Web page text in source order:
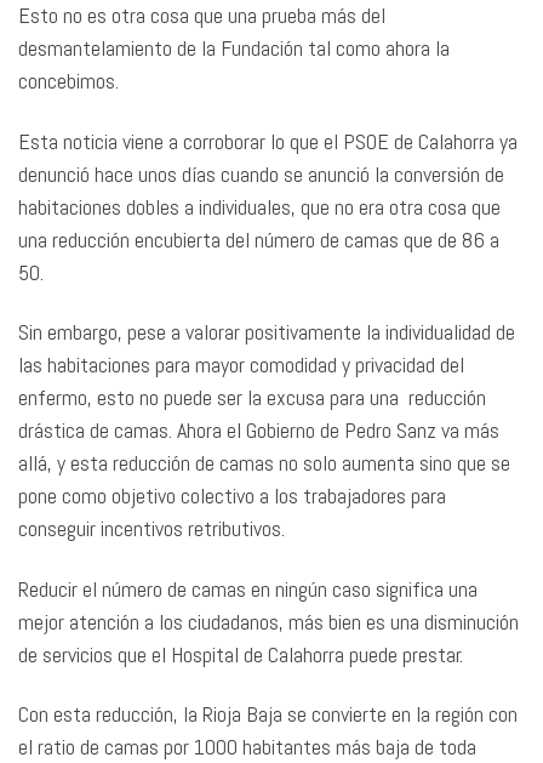
Esto no es otra cosa que una prueba más del
desmantelamiento de la Fundación tal como ahora la
concebimos.
Esta noticia viene a corroborar lo que el PSOE de Calahorra ya
denunció hace unos días cuando se anunció la conversión de
habitaciones dobles a individuales, que no era otra cosa que
una reducción encubierta del número de camas que de 86 a
50.
Sin embargo, pese a valorar positivamente la individualidad de
las habitaciones para mayor comodidad y privacidad del
enfermo, esto no puede ser la excusa para una reducción
drástica de camas. Ahora el Gobierno de Pedro Sanz va más
allá, y esta reducción de camas no solo aumenta sino que se
pone como objetivo colectivo a los trabajadores para
conseguir incentivos retributivos.
Reducir el número de camas en ningún caso significa una
mejor atención a los ciudadanos, más bien es una disminución
de servicios que el Hospital de Calahorra puede prestar.
Con esta reducción, la Rioja Baja se convierte en la región con
el ratio de camas por 1000 habitantes más baja de toda